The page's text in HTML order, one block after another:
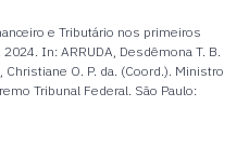
e Tributário nos primeiros
In: ARRUDA, Desdêmona T. B.
Christiane O. P. da. (Coord.). Ministro
Tribunal Federal. São Paulo: